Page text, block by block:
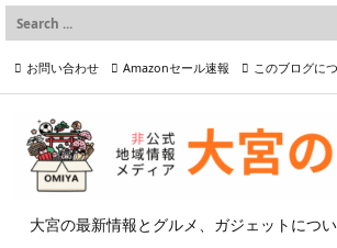
大宮の最新情報とグルメ、ガジェットにつ
お問い合わせ Amazonセール速報 このブログに
プライバシーポリシー等